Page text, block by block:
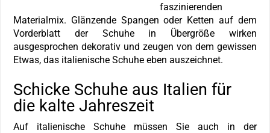
faszinierenden
Materialmix. Glänzende Spangen oder Ketten auf dem
Vorderblatt der Schuhe in Übergröße wirken
ausgesprochen dekorativ und zeugen von dem gewissen
Etwas, das italienische Schuhe eben auszeichnet.
Schicke Schuhe aus Italien für
die kalte Jahreszeit
Auf italienische Schuhe müssen Sie auch in der